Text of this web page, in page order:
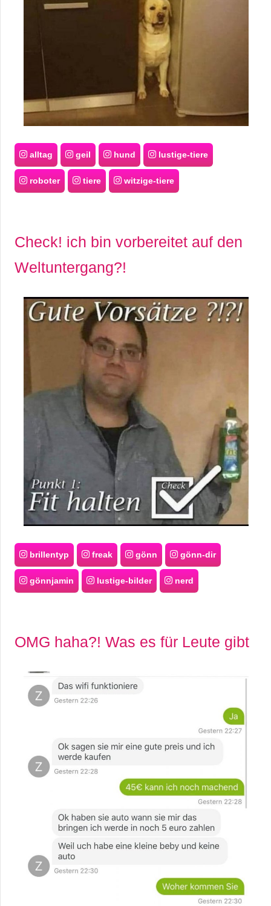
alltag geil hund lustige-tiere
roboter tiere witzige-tiere
Check! ich bin vorbereitet auf den
Weltuntergang?!
brillentyp freak gönn gönn-dir
gönnjamin lustige-bilder nerd
OMG haha?! Was es für Leute gibt